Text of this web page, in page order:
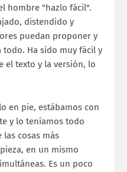
hombre "hazlo fácil".
distendido y
puedan proponer y
Ha sido muy fácil y
el texto y la versión, lo
en pie, estábamos con
y lo teníamos todo
las cosas más
en un mismo
Es un poco